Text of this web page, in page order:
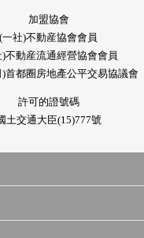
加盟協會
(一社)不動産協會會員
)不動産流通經營協會會員
)首都圈房地產公平交易協議會
許可的證號碼
土交通大臣(15)777號